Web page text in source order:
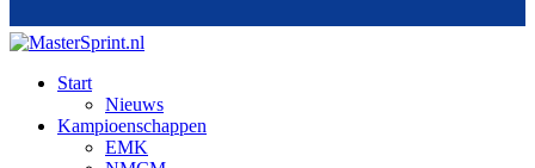
Start
Nieuws
Kampioenschappen
EMK